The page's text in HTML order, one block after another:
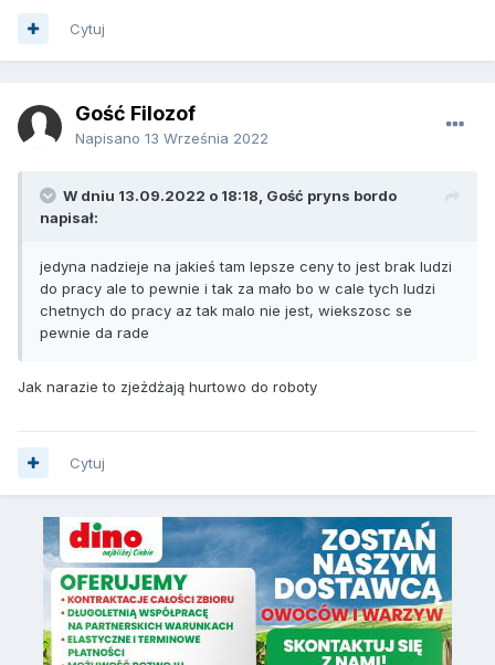
Cytuj
Gość Filozof
Napisano 13 Września 2022
W dniu 13.09.2022 o 18:18, Gość pryns bordo
napisał:
jedyna nadzieje na jakieś tam lepsze ceny to jest brak ludzi
do pracy ale to pewnie i tak za mało bo w cale tych ludzi
chetnych do pracy az tak malo nie jest, wiekszosc se
pewnie da rade
Jak narazie to zjeżdżają hurtowo do roboty
Cytuj